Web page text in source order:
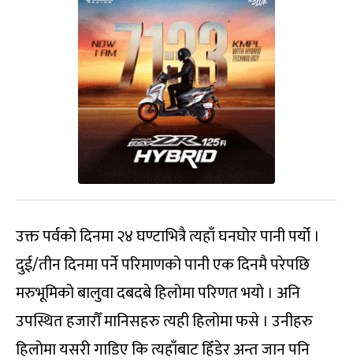
उक्त पर्वको दिनमा २४ घण्टाभित्रै त्यहाँ घनघोर पानी पर्यो ।
दुई/तीन दिनमा पर्ने परिमाणको पानी एक दिनमै परेपछि
मरुभूमिको बालुवा दबदबे हिलोमा परिणत भयो । अनि
उपस्थित हजारौँ मानिसहरु त्यही हिलोमा फसे । उनीहरु
हिलोमा यसरी गाडिए कि त्यहाँबाट हिँडेर अन्त जान पनि